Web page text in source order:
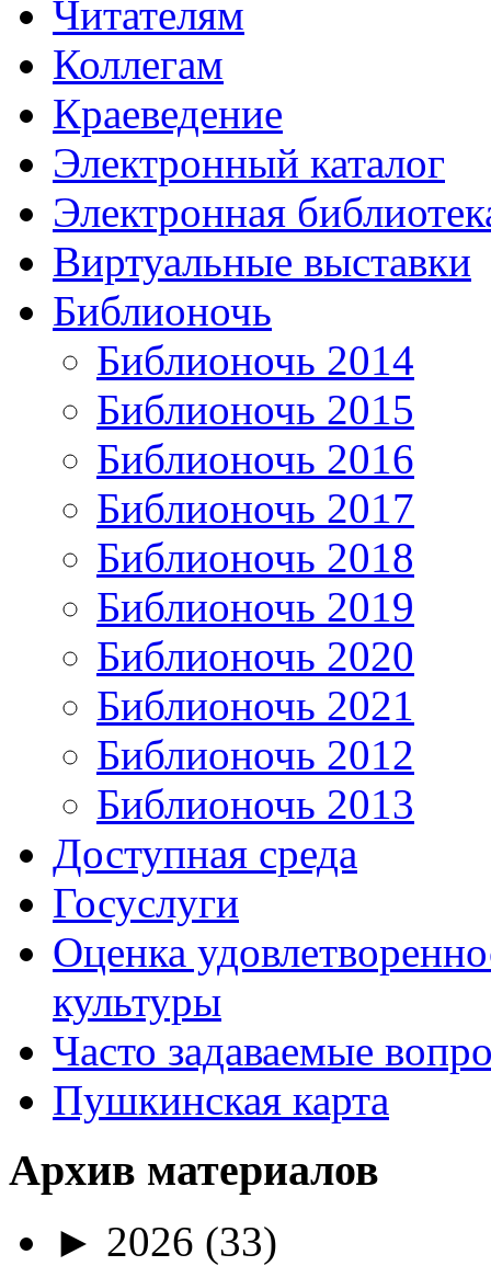
Читателям
Коллегам
Краеведение
Электронный каталог
Электронная
Виртуальные выставки
Библионочь
Библионочь 2014
Библионочь 2015
Библионочь 2016
Библионочь 2017
Библионочь 2018
Библионочь 2019
Библионочь 2020
Библионочь 2021
Библионочь 2012
Библионочь 2013
Доступная среда
Госуслуги
Оценка
культуры
Часто задаваемые
Пушкинская карта
Архив материалов
► 2026 (33)